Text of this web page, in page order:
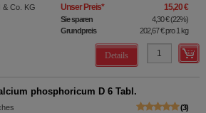
& Co. KG
Unser Preis* 15,20 €
Sie sparen 4,30 €(22%)
Grundpreis
202,67 €pro 1 kg
Details
phosphoricum D 6 Tabl.
3